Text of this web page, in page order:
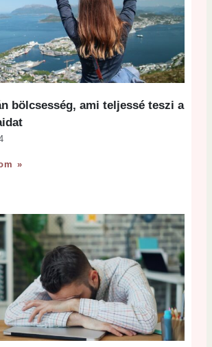
bölcsesség, ami teljessé teszi a
»